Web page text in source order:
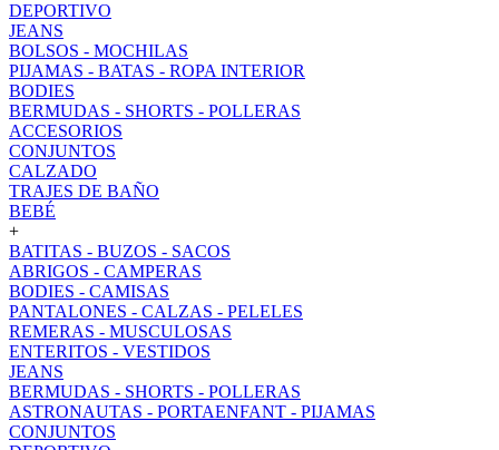
DEPORTIVO
JEANS
BOLSOS - MOCHILAS
PIJAMAS - BATAS - ROPA INTERIOR
BODIES
BERMUDAS - SHORTS - POLLERAS
ACCESORIOS
CONJUNTOS
CALZADO
TRAJES DE BAÑO
BEBÉ
+
BATITAS - BUZOS - SACOS
ABRIGOS - CAMPERAS
BODIES - CAMISAS
PANTALONES - CALZAS - PELELES
REMERAS - MUSCULOSAS
ENTERITOS - VESTIDOS
JEANS
BERMUDAS - SHORTS - POLLERAS
ASTRONAUTAS - PORTAENFANT - PIJAMAS
CONJUNTOS